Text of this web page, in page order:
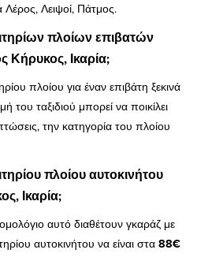
Λέρος, Λειψοί, Πάτμος.
πλοίων επιβατών
Κήρυκος, Ικαρία;
πλοίου για έναν επιβάτη ξεκινά
του ταξιδιού μπορεί να ποικίλει
την κατηγορία του πλοίου
πλοίου αυτοκινήτου
Ικαρία;
αυτό διαθέτουν γκαράζ με
αυτοκινήτου να είναι στα 88€